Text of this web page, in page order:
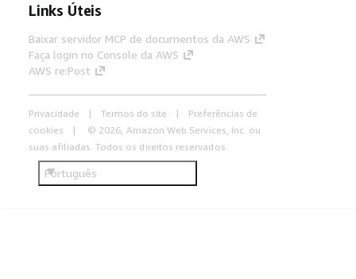
Links Úteis
Baixar servidor MCP de documentos da AWS
Faça login no Console da AWS
AWS re:Post
Privacidade Termos do site
Preferências de
cookies
© 2026, Amazon Web Services, Inc. ou
suas afiliadas. Todos os direitos reservados.
Português